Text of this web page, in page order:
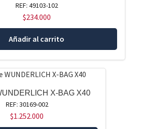
REF: 49103-102
$234.000
Añadir al carrito
X-BAG X40
REF: 30169-002
$1.252.000